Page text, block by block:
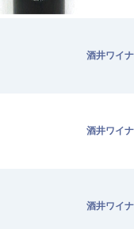
酒井ワイ
酒井ワイ
酒井ワイ